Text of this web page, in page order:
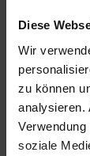
Diese
Wir
zu können
analysieren.
soziale
70
weiterhin
sowie das
Allgemein